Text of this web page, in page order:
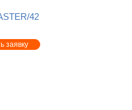
42
заявку